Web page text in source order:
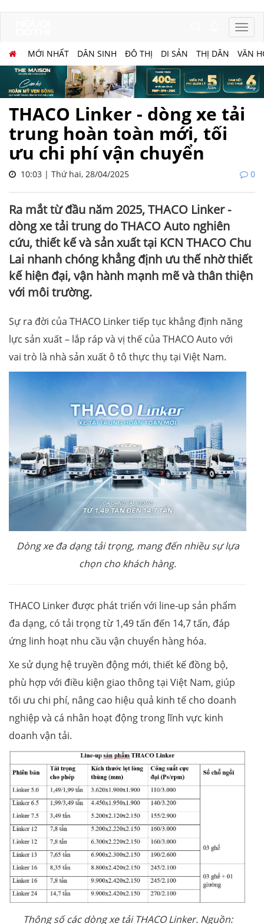
MỚI NHẤT DÂN SINH ĐÔ THỊ DI SẢN THỊ DÂN VĂN
THACO Linker - dòng xe tải
trung hoàn toàn mới, tối
ưu chi phí vận chuyển
10:03 | Thứ hai, 28/04/2025 0
Ra mắt từ đầu năm 2025, THACO Linker -
dòng xe tải trung do THACO Auto nghiên
cứu, thiết kế và sản xuất tại KCN THACO Chu
Lai nhanh chóng khẳng định ưu thế nhờ thiết
kế hiện đại, vận hành mạnh mẽ và thân thiện
với môi trường.
Sự ra đời của THACO Linker tiếp tục khẳng định năng
lực sản xuất – lắp ráp và vị thế của THACO Auto với
vai trò là nhà sản xuất ô tô thực thụ tại Việt Nam.
Dòng xe đa dạng tải trọng, mang đến nhiều sự lựa
chọn cho khách hàng.
THACO Linker được phát triển với line-up sản phẩm
đa dạng, có tải trọng từ 1,49 tấn đến 14,7 tấn, đáp
ứng linh hoạt nhu cầu vận chuyển hàng hóa.
Xe sử dụng hệ truyền động mới, thiết kế đồng bộ,
phù hợp với điều kiện giao thông tại Việt Nam, giúp
tối ưu chi phí, nâng cao hiệu quả kinh tế cho doanh
nghiệp và cá nhân hoạt động trong lĩnh vực kinh
doanh vận tải.
Thông số các dòng xe tải THACOLinker. Nguồn: